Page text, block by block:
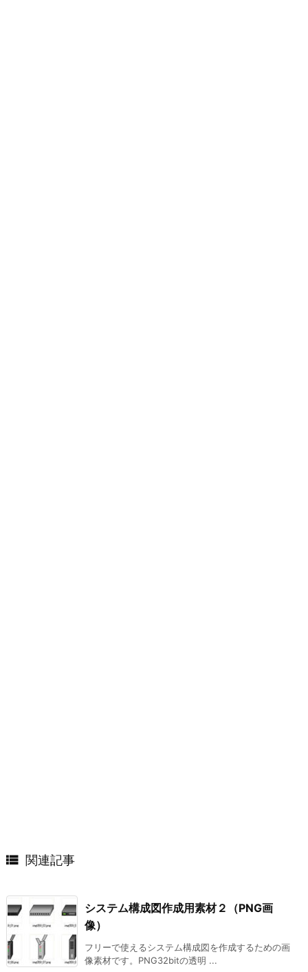
 関連記事
システム構成図作成用素材２（PNG画
像）
フリーで使えるシステム構成図を作成するための画
像素材です。PNG32bitの透明 ...